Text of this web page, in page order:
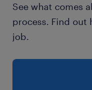
5:00～23:00の間
残業
■月5時間程度の見
See what comes
process. Find out
job.